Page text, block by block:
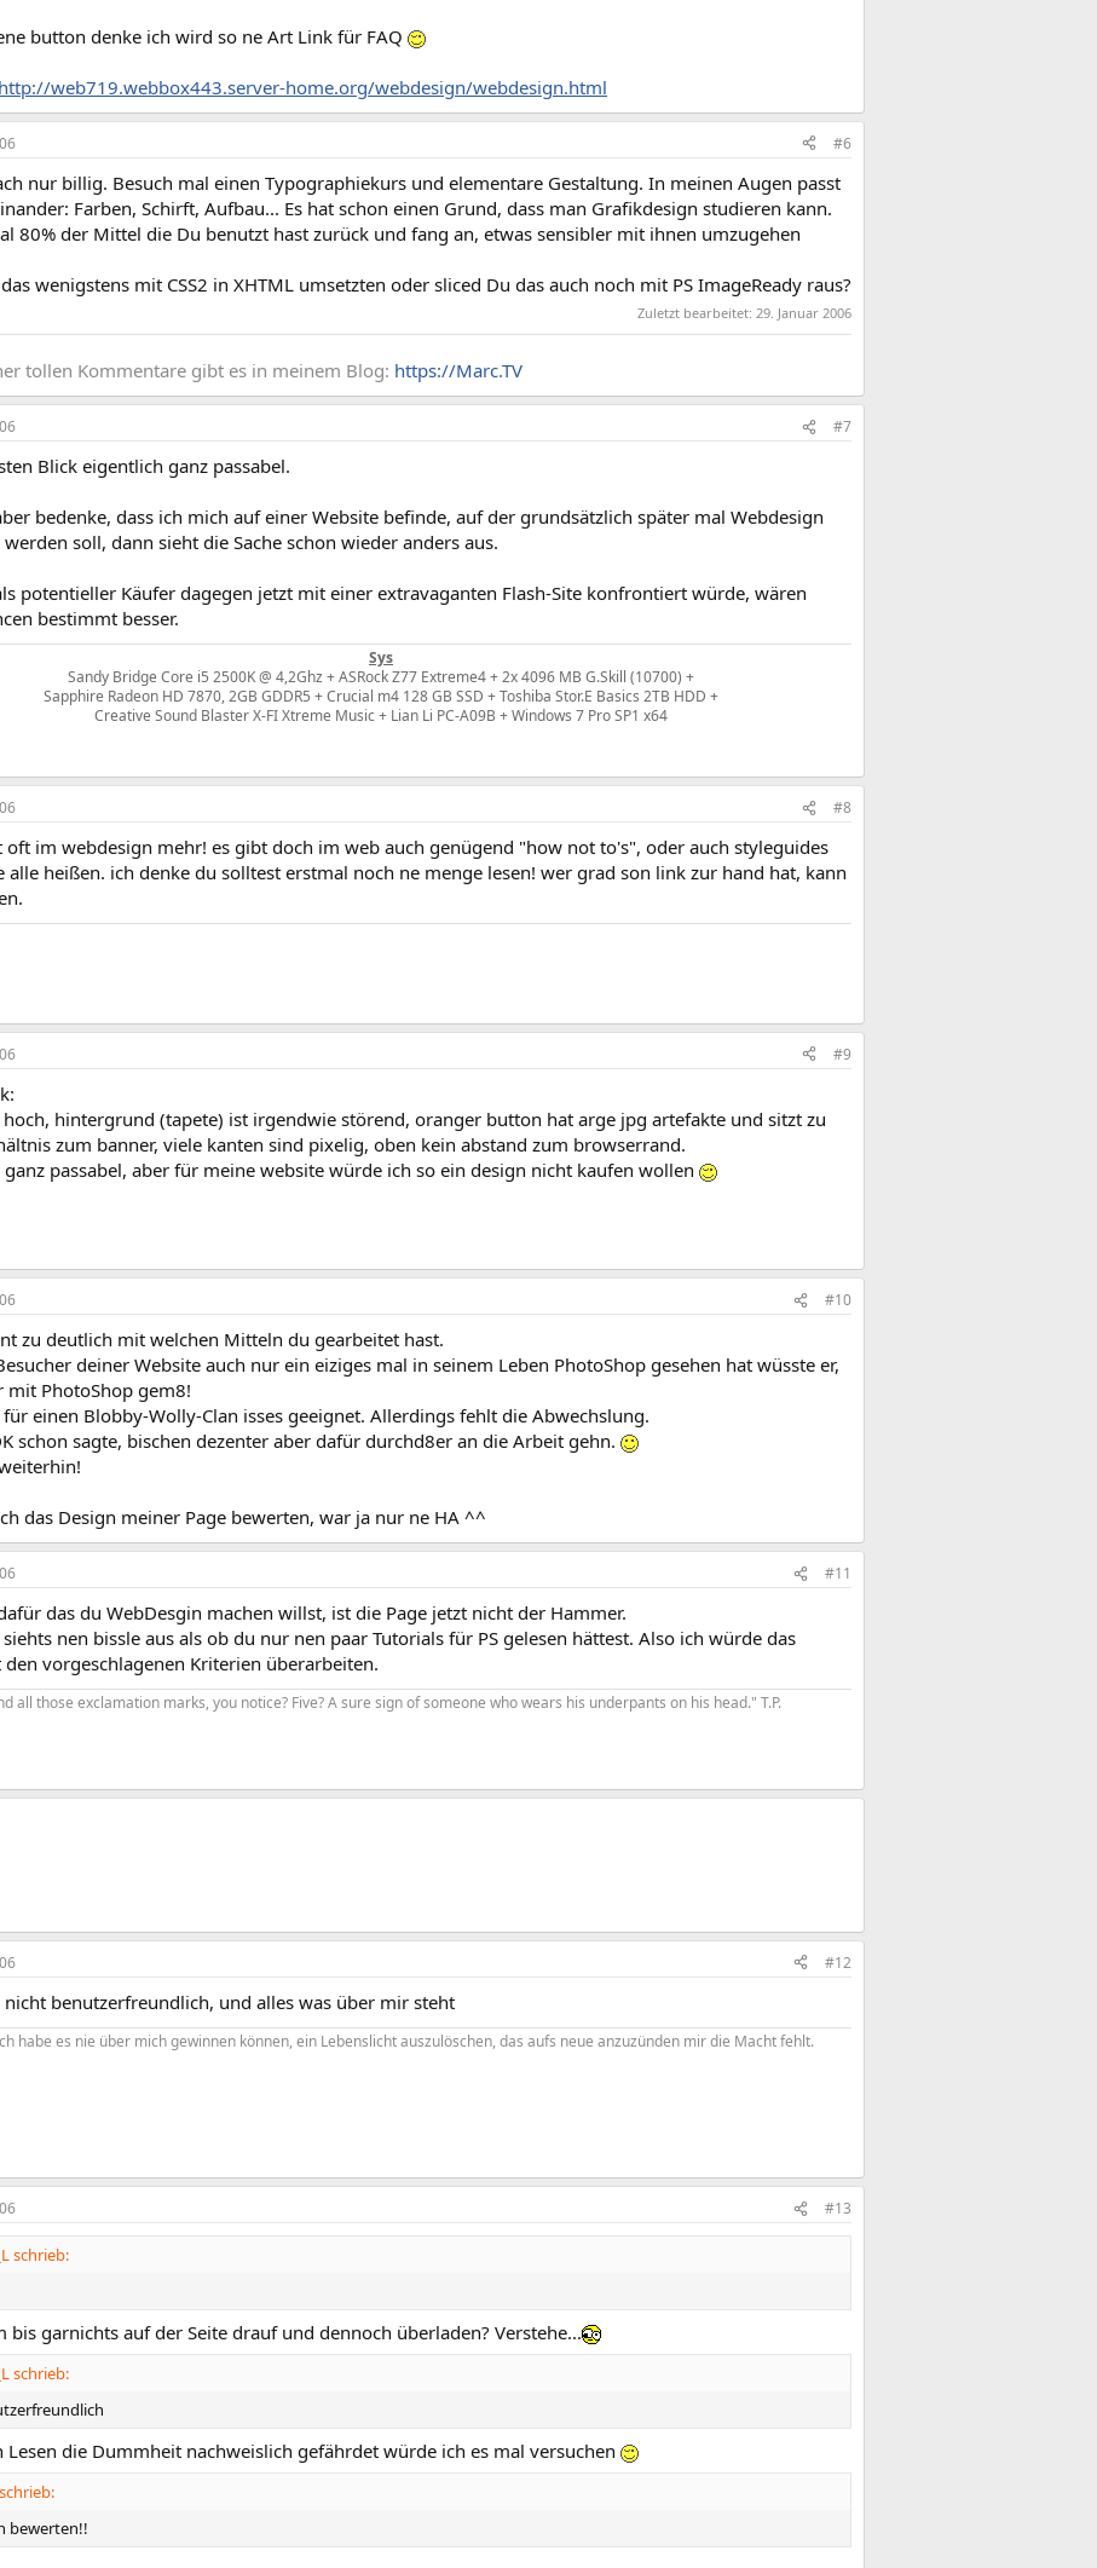
button denke ich wird so ne Art Link für FAQ
http://web719.webbox443.server-home.org/webdesign/webdesign.html
#6
nur billig. Besuch mal einen Typographiekurs und elementare Gestaltung. In meinen Augen passt
Farben, Schirft, Aufbau... Es hat schon einen Grund, dass man Grafikdesign studieren kann.
80% der Mittel die Du benutzt hast zurück und fang an, etwas sensibler mit ihnen umzugehen
wenigstens mit CSS2 in XHTML umsetzten oder sliced Du das auch noch mit PS ImageReady raus?
Zuletzt bearbeitet: 29. Januar 2006
tollen Kommentare gibt es in meinem Blog: https://Marc.TV
#7
Blick eigentlich ganz passabel.
bedenke, dass ich mich auf einer Website befinde, auf der grundsätzlich später mal Webdesign
soll, dann sieht die Sache schon wieder anders aus.
potentieller Käufer dagegen jetzt mit einer extravaganten Flash-Site konfrontiert würde, wären
bestimmt besser.
Sys
Sandy Bridge Core i5 2500K @ 4,2Ghz + ASRock Z77 Extreme4 + 2x 4096 MB G.Skill (10700) +
Sapphire Radeon HD 7870, 2GB GDDR5 + Crucial m4 128 GB SSD + Toshiba Stor.E Basics 2TB HDD +
Creative Sound Blaster X-FI Xtreme Music + Lian Li PC-A09B + Windows 7 Pro SP1 x64
#8
oft im webdesign mehr! es gibt doch im web auch genügend "how not to's", oder auch styleguides
alle heißen. ich denke du solltest erstmal noch ne menge lesen! wer grad son link zur hand hat, kann
#9
hintergrund (tapete) ist irgendwie störend, oranger button hat arge jpg artefakte und sitzt zu
zum banner, viele kanten sind pixelig, oben kein abstand zum browserrand.
ganz passabel, aber für meine website würde ich so ein design nicht kaufen wollen
#10
zu deutlich mit welchen Mitteln du gearbeitet hast.
deiner Website auch nur ein eiziges mal in seinem Leben PhotoShop gesehen hat wüsste er,
mit PhotoShop gem8!
einen Blobby-Wolly-Clan isses geeignet. Allerdings fehlt die Abwechslung.
schon sagte, bischen dezenter aber dafür durchd8er an die Arbeit gehn.
das Design meiner Page bewerten, war ja nur ne HA ^^
#11
das du WebDesgin machen willst, ist die Page jetzt nicht der Hammer.
nen bissle aus als ob du nur nen paar Tutorials für PS gelesen hättest. Also ich würde das
vorgeschlagenen Kriterien überarbeiten.
all those exclamation marks, you notice? Five? A sure sign of someone who wears his underpants on his head." T.P.​
#12
nicht benutzerfreundlich, und alles was über mir steht
habe es nie über mich gewinnen können, ein Lebenslicht auszulöschen, das aufs neue anzuzünden mir die Macht fehlt.
#13
schrieb:
bis garnichts auf der Seite drauf und dennoch überladen? Verstehe...
schrieb:
Lesen die Dummheit nachweislich gefährdet würde ich es mal versuchen
bewerten!!